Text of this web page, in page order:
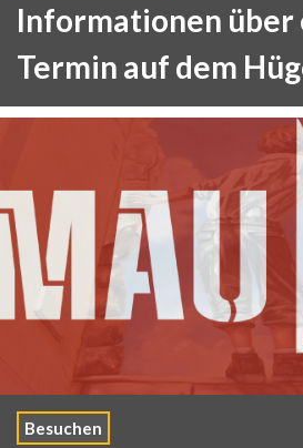
Informationen über
Termin auf dem
Besuchen